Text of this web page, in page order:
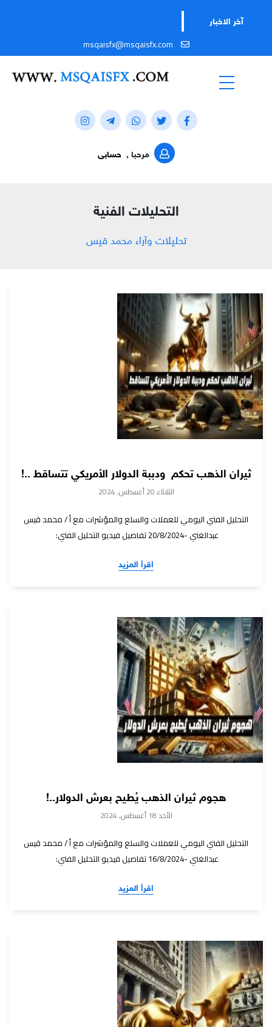
آخر الاخبار
msqaisfx@msqaisfx.com
مرحبا , حسابى
التحليلات الفنية
تحليلات وآراء محمد قيس
ثيران الذهب تحكم ودببة الدولار الأمريكي تتساقط ..!
الثلاثاء 20 أغسطس, 2024
التحليل الفني اليومي للعملات والسلع والمؤشرات مع أ / محمد قيس
عبدالغني -20/8/2024 تفاصيل فيديو التحليل الفني:
اقرأ المزيد
هجوم ثيران الذهب يُطيح بعرش الدولار..!
الأحد 18 أغسطس, 2024
التحليل الفني اليومي للعملات والسلع والمؤشرات مع أ / محمد قيس
عبدالغني -16/8/2024 تفاصيل فيديو التحليل الفني:
اقرأ المزيد